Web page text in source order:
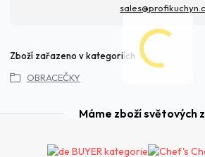
Zboží zařazeno v kategoriích
OBRACEČKY
Máme zboží světových